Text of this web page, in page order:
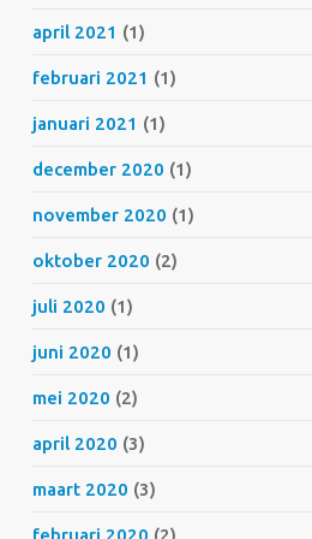
april 2021 (1)
februari 2021 (1)
januari 2021 (1)
december 2020 (1)
november 2020 (1)
oktober 2020 (2)
juli 2020 (1)
juni 2020 (1)
mei 2020 (2)
april 2020 (3)
maart 2020 (3)
februari 2020 (2)